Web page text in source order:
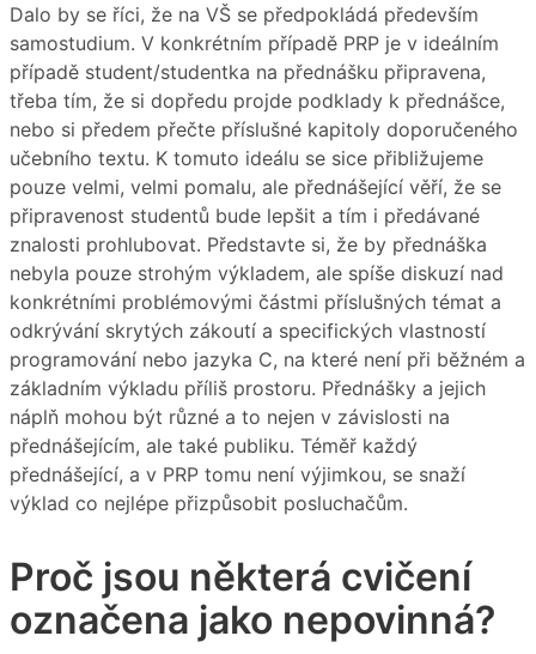
Dalo by se říci, že na VŠ se předpokládá především
samostudium. V konkrétním případě PRP je v ideálním
případě student/studentka na přednášku připravena,
třeba tím, že si dopředu projde podklady k přednášce,
nebo si předem přečte příslušné kapitoly doporučeného
učebního textu. K tomuto ideálu se sice přibližujeme
pouze velmi, velmi pomalu, ale přednášející věří, že se
připravenost studentů bude lepšit a tím i předávané
znalosti prohlubovat. Představte si, že by přednáška
nebyla pouze strohým výkladem, ale spíše diskuzí nad
konkrétními problémovými částmi příslušných témat a
odkrývání skrytých zákoutí a specifických vlastností
programování nebo jazyka C, na které není při běžném a
základním výkladu příliš prostoru. Přednášky a jejich
náplň mohou být různé a to nejen v závislosti na
přednášejícím, ale také publiku. Téměř každý
přednášející, a v PRP tomu není výjimkou, se snaží
výklad co nejlépe přizpůsobit posluchačům.
Proč jsou některá cvičení
označena jako nepovinná?